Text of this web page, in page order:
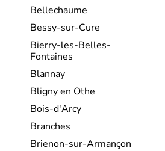
Bellechaume
Bessy-sur-Cure
Bierry-les-Belles-
Fontaines
Blannay
Bligny en Othe
Bois-d'Arcy
Branches
Brienon-sur-Armançon